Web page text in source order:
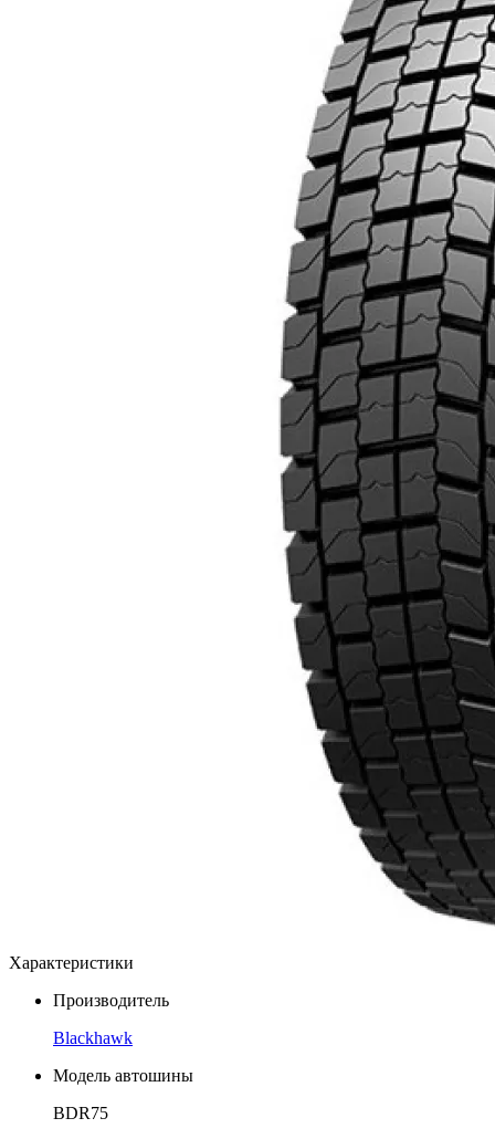
Характеристики
Производитель
Blackhawk
Модель автошины
BDR75